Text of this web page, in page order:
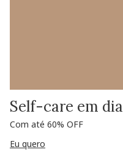
Self-care em dia
Com até 60% OFF
Eu quero